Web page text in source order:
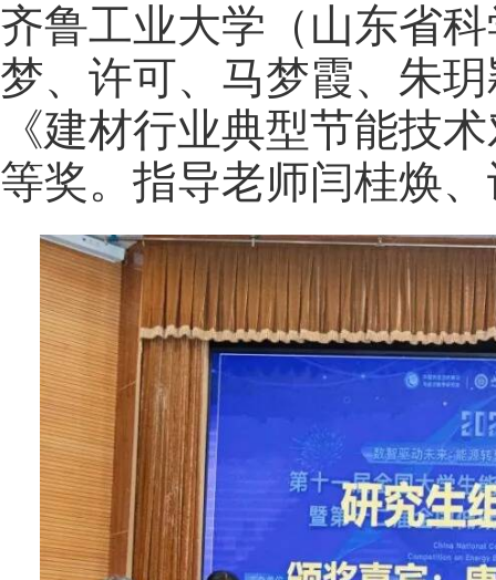
齐鲁工业大学（山东省
梦、许可、马梦霞、朱
《建材行业典型节能技
等奖。指导老师闫桂焕